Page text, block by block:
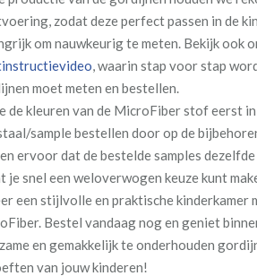
zodat deze perfect passen in de
om nauwkeurig te meten. Bekijk ook
, waarin stap voor stap
moet meten en bestellen.
de kleuren van de MicroFiber stof eerst in
sample bestellen door op de
ervoor dat de bestelde samples
je snel een weloverwogen keuze kunt
een stijlvolle en praktische kinderkamer
Bestel vandaag nog en geniet
en gemakkelijk te onderhouden
van jouw kinderen!